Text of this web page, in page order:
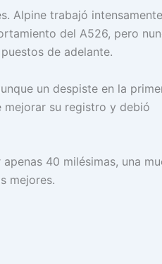
Alpine trabajó intensamente
del A526, pero
de adelante.
un despiste en la
su registro y debió
40 milésimas, una
mejores.